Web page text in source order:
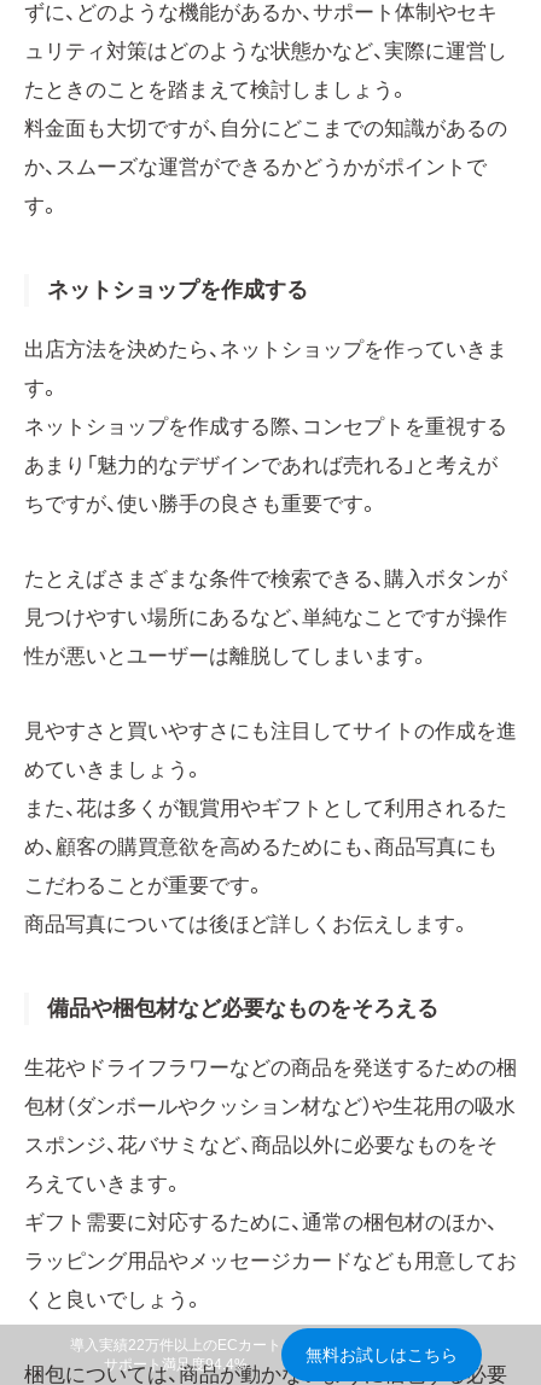
ずに、どのような機能があるか、サポート体制やセキ
ュリティ対策はどのような状態かなど、実際に運営し
たときのことを踏まえて検討しましょう。
料金面も大切ですが、自分にどこまでの知識があるの
か、スムーズな運営ができるかどうかがポイントで
す。
ネットショップを作成する
出店方法を決めたら、ネットショップを作っていきま
す。
ネットショップを作成する際、コンセプトを重視する
あまり「魅力的なデザインであれば売れる」と考えが
ちですが、使い勝手の良さも重要です。
たとえばさまざまな条件で検索できる、購入ボタンが
見つけやすい場所にあるなど、単純なことですが操作
性が悪いとユーザーは離脱してしまいます。
見やすさと買いやすさにも注目してサイトの作成を進
めていきましょう。
また、花は多くが観賞用やギフトとして利用されるた
め、顧客の購買意欲を高めるためにも、商品写真にも
こだわることが重要です。
商品写真については後ほど詳しくお伝えします。
備品や梱包材など必要なものをそろえる
生花やドライフラワーなどの商品を発送するための梱
包材（ダンボールやクッション材など）や生花用の吸水
スポンジ、花バサミなど、商品以外に必要なものをそ
ろえていきます。
ギフト需要に対応するために、通常の梱包材のほか、
ラッピング用品やメッセージカードなども用意してお
くと良いでしょう。
梱包については、商品が動かないように梱包する必要
導入実績22万件以上のECカート
サポート満足度94.4%
無料お試しはこちら